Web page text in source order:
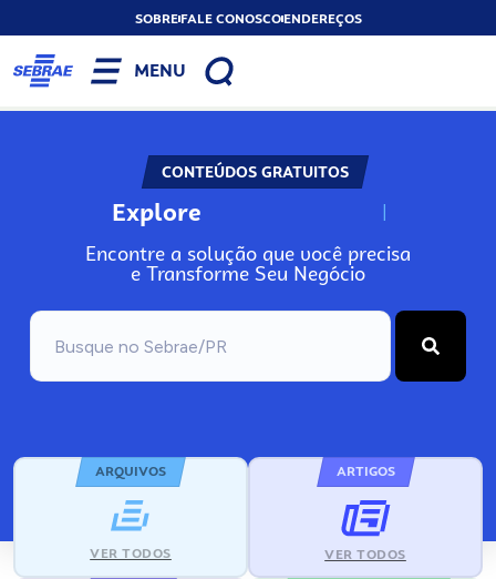
SOBREFALE CONOSCOENDEREÇOS
MENU
CONTEÚDOS GRATUITOS
Explore N
Encontre a solução que você precisa
e Transforme Seu Negócio
ARQUIVOS
VER TODOS
ARTIGOS
VER TODOS